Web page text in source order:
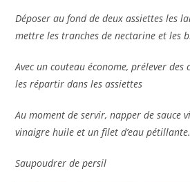
Déposer au fond de deux assiettes les
mettre les tranches de nectarine et les
Avec un couteau économe, prélever des
les répartir dans les assiettes
Au moment de servir, napper de sauce
vinaigre huile et un filet d’eau
Saupoudrer de persil